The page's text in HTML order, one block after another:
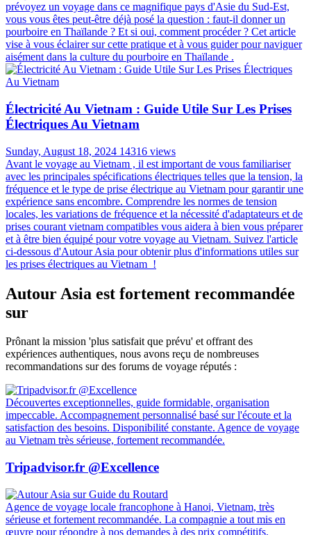
prévoyez un voyage dans ce magnifique pays d'Asie du Sud-Est,
vous vous êtes peut-être déjà posé la question : faut-il donner un
pourboire en Thaïlande ? Et si oui, comment procéder ? Cet article
vise à vous éclairer sur cette pratique et à vous guider pour naviguer
aisément dans la culture du pourboire en Thaïlande .
Électricité Au Vietnam : Guide Utile Sur Les Prises
Électriques Au Vietnam
Sunday, August 18, 2024 14316 views
Avant le voyage au Vietnam , il est important de vous familiariser
avec les principales spécifications électriques telles que la tension, la
fréquence et le type de prise électrique au Vietnam pour garantir une
expérience sans encombre. Comprendre les normes de tension
locales, les variations de fréquence et la nécessité d'adaptateurs et de
prises courant vietnam compatibles vous aidera à bien vous préparer
et à être bien équipé pour votre voyage au Vietnam. Suivez l'article
ci-dessous d'Autour Asia pour obtenir plus d'informations utiles sur
les prises électriques au Vietnam !
Autour Asia est fortement recommandée
sur
Prônant la mission 'plus satisfait que prévu' et offrant des
expériences authentiques, nous avons reçu de nombreuses
recommandations sur des forums de voyage réputés :
Découvertes exceptionnelles, guide formidable, organisation
impeccable. Accompagnement personnalisé basé sur l'écoute et la
satisfaction des besoins. Disponibilité constante. Agence de voyage
au Vietnam très sérieuse, fortement recommandée.
Tripadvisor.fr @Excellence
Agence de voyage locale francophone à Hanoi, Vietnam, très
sérieuse et fortement recommandée. La compagnie a tout mis en
œuvre pour répondre à nos demandes à des prix compétitifs.